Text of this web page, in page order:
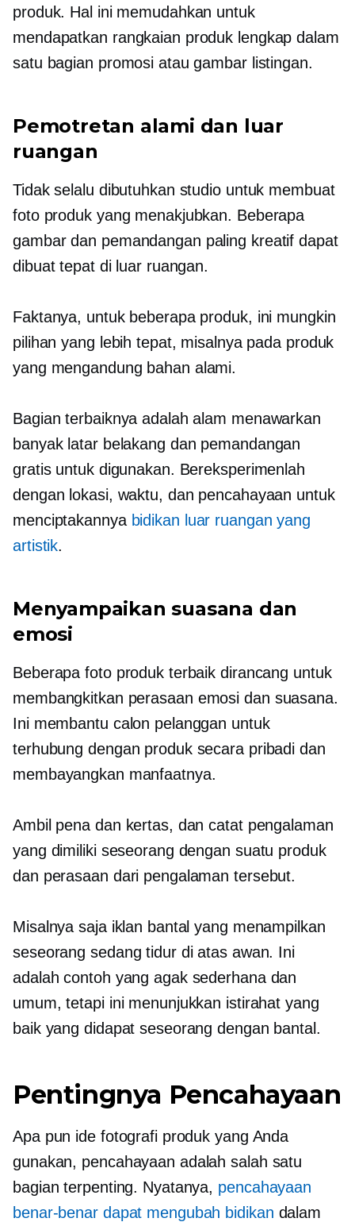
produk. Hal ini memudahkan untuk
mendapatkan rangkaian produk lengkap dalam
satu bagian promosi atau gambar listingan.
Pemotretan alami dan luar
ruangan
Tidak selalu dibutuhkan studio untuk membuat
foto produk yang menakjubkan. Beberapa
gambar dan pemandangan paling kreatif dapat
dibuat tepat di luar ruangan.
Faktanya, untuk beberapa produk, ini mungkin
pilihan yang lebih tepat, misalnya pada produk
yang mengandung bahan alami.
Bagian terbaiknya adalah alam menawarkan
banyak latar belakang dan pemandangan
gratis untuk digunakan. Bereksperimenlah
dengan lokasi, waktu, dan pencahayaan untuk
menciptakannya bidikan luar ruangan yang
artistik.
Menyampaikan suasana dan
emosi
Beberapa foto produk terbaik dirancang untuk
membangkitkan perasaan emosi dan suasana.
Ini membantu calon pelanggan untuk
terhubung dengan produk secara pribadi dan
membayangkan manfaatnya.
Ambil pena dan kertas, dan catat pengalaman
yang dimiliki seseorang dengan suatu produk
dan perasaan dari pengalaman tersebut.
Misalnya saja iklan bantal yang menampilkan
seseorang sedang tidur di atas awan. Ini
adalah contoh yang agak sederhana dan
umum, tetapi ini menunjukkan istirahat yang
baik yang didapat seseorang dengan bantal.
Pentingnya Pencahayaan
Apa pun ide fotografi produk yang Anda
gunakan, pencahayaan adalah salah satu
bagian terpenting. Nyatanya, pencahayaan
benar-benar dapat mengubah bidikan dalam